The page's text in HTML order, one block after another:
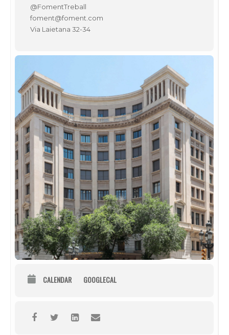
@FomentTreball
foment@foment.com
Via Laietana 32-34
CALENDAR GOOGLECAL